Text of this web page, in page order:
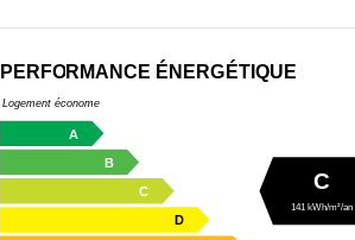
PERFORMANCE ÉNERGÉTIQUE
Logement économe
A
B
C
D
C
141 kWh/m²/an